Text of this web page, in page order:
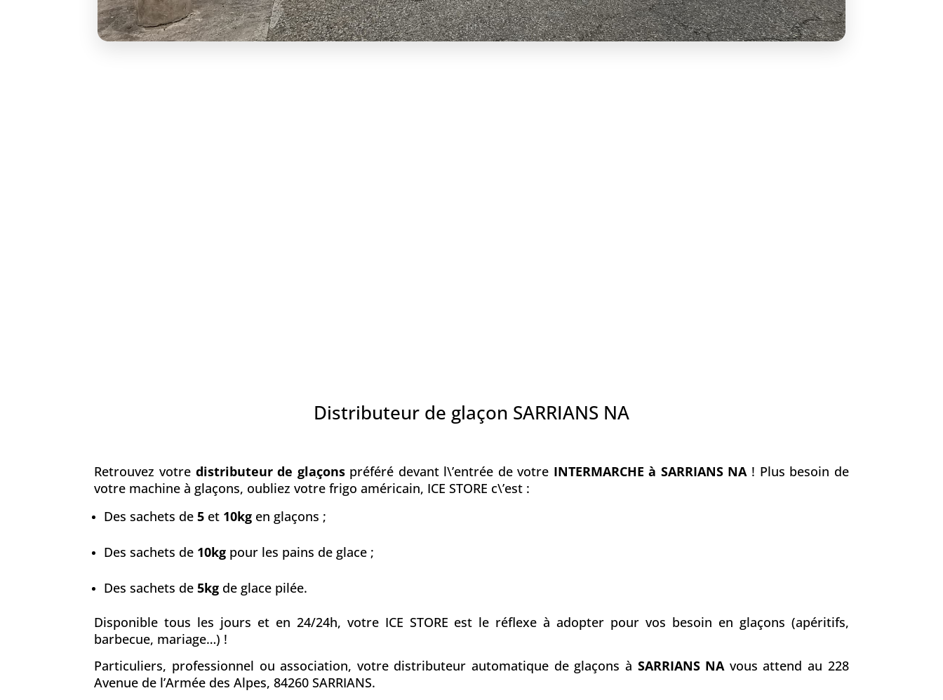
Distributeur de glaçon SARRIANS NA
Retrouvez votre distributeur de glaçonspréféré devant l\’entrée de votre INTERMARCHE à SARRIANS NA! Plus besoin de
votre machine à glaçons, oubliez votre frigo américain, ICE STORE c\’est :
Des sachets de5 et 10kg en glaçons ;
Des sachets de 10kg pour les pains de glace ;
Des sachets de5kg de glace pilée.
Disponible tous les jours et en 24/24h, votre ICE STORE est le réflexe à adopter pour vos besoin en glaçons (apéritifs,
barbecue, mariage…) !
Particuliers, professionnel ou association, votre distributeur automatique de glaçons à SARRIANS NAvous attend au 228
Avenue de l’Armée des Alpes, 84260 SARRIANS.